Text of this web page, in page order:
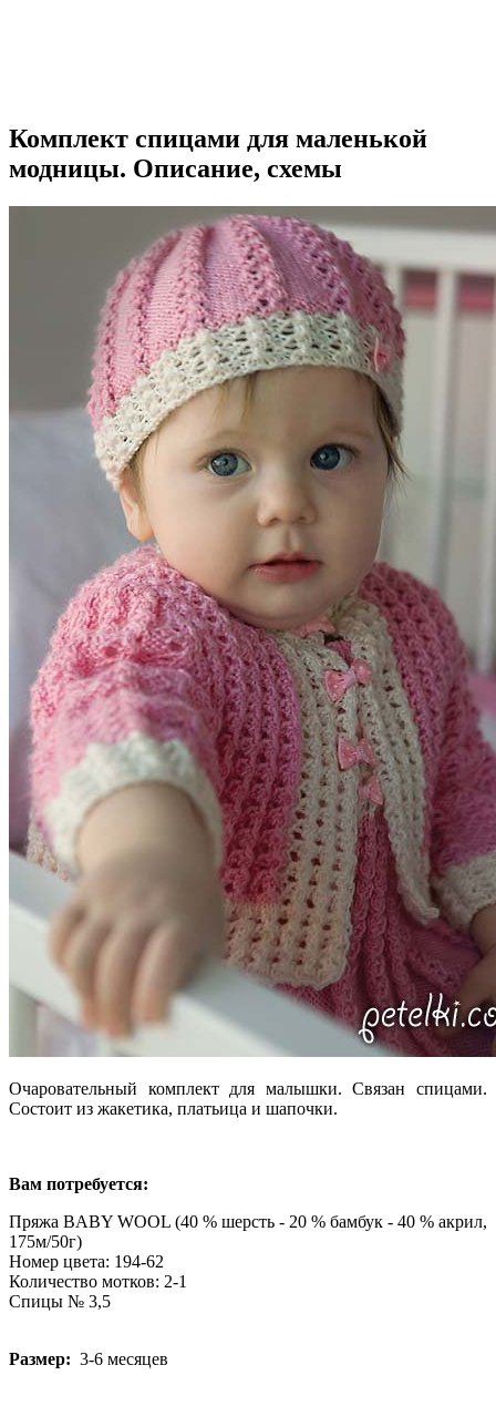
Комплект спицами для маленькой
модницы. Описание, схемы
Очаровательный комплект для малышки. Связан спицами.
Состоит из жакетика, платьица и шапочки.
Вам потребуется:
Пряжа BABY WOOL (40 % шерсть - 20 % бамбук - 40 % акрил,
175м/50г)
Номер цвета: 194-62
Количество мотков: 2-1
Спицы № 3,5
Размер: 3-6 месяцев